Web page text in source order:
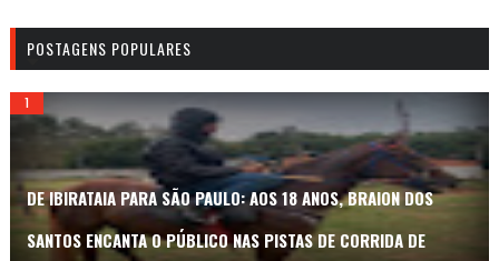
POSTAGENS POPULARES
DE IBIRATAIA PARA SÃO PAULO: AOS 18 ANOS, BRAION DOS
SANTOS ENCANTA O PÚBLICO NAS PISTAS DE CORRIDA DE